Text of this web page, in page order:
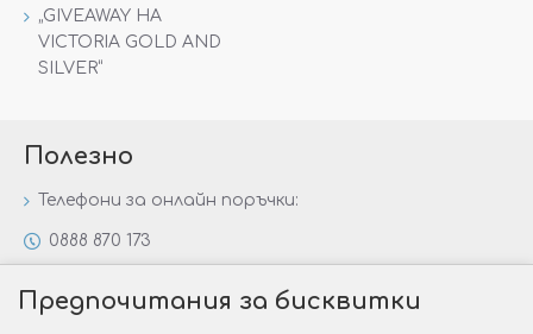
„GIVEAWAY НА
VICTORIA GOLD AND
SILVER“
Полезно
Телефони за онлайн поръчки:
0888 870 173
Предпочитания за бисквитки